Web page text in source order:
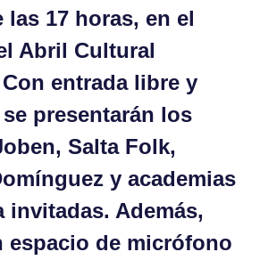
las 17 horas, en el
Abril Cultural
entrada libre y
presentarán los
Salta Folk,
y academias
invitadas. Además,
espacio de micrófono